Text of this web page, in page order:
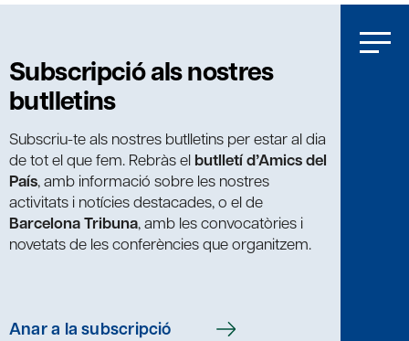
Subscripció als nostres
butlletins
Subscriu-te als nostres butlletins per estar al dia
de tot el que fem. Rebràs el butlletí d’Amics del
País, amb informació sobre les nostres
activitats i notícies destacades, o el de
Barcelona Tribuna, amb les convocatòries i
novetats de les conferències que organitzem.
Anar a la subscripció